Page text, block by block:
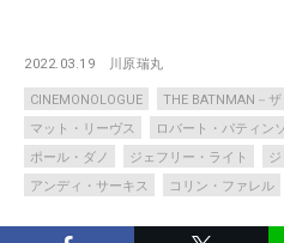
2022.03.19 川原瑞丸
CINEMONOLOGUE THE BATNMAN－
マット・リーヴス
ロバート・パティン
ポール・ダノ
ジェフリー・ライト
アンディ・サーキス
コリン・ファレル